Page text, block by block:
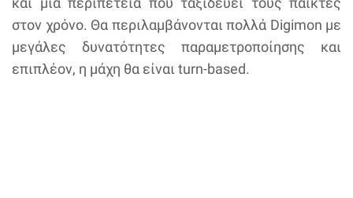
στον χρόνο. Θα περιλαμβάνονται πολλά Digimon με
μεγάλες δυνατότητες παραμετροποίησης και
επιπλέον, η μάχη θα είναι turn-based.